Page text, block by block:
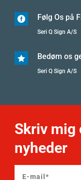
 Følg Os på
Seri Q Sign A/S
 Bedøm os
Seri Q Sign A/S
Skriv mig
nyheder